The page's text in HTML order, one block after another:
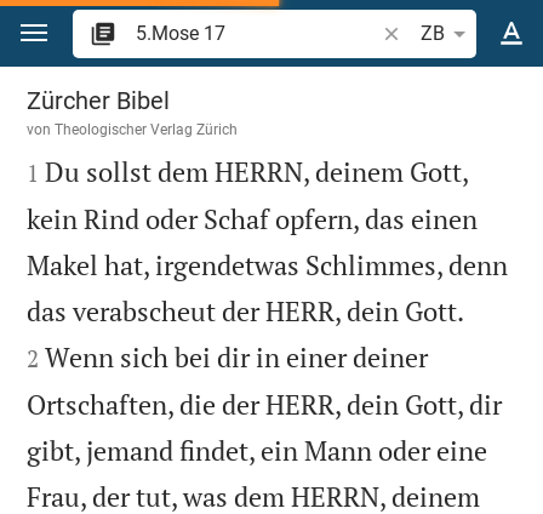
Zum Inhalt springen
Bibelstelle oder
ZB
5.Mose 17
Zürcher Bibel
vonTheologischer Verlag Zürich

1 Du sollst dem HERRN, deinem Gott,
kein Rind oder Schaf opfern, das einen
Makel hat, irgendetwas Schlimmes, denn
das verabscheut der HERR, dein Gott.
2 Wenn sich bei dir in einer deiner
Ortschaften, die der HERR, dein Gott, dir
gibt, jemand findet, ein Mann oder eine
Frau, der tut, was dem HERRN, deinem